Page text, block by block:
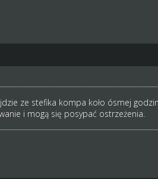
ze stefika kompa koło ósmej
i mogą się posypać ostrzeżenia.